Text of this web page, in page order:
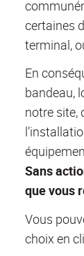
certaines
terminal,
En
bandeau,
notre site,
Sans
que vous
Vous
choix en